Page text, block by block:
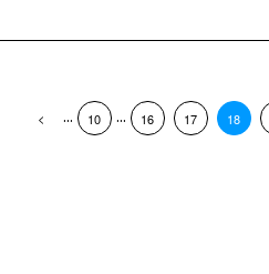
... 10 ... 16 17 18